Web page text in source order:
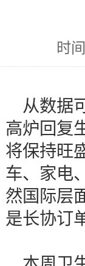
时
从数据
高炉回复
将保持旺
车、家电
然国际层
是长协订